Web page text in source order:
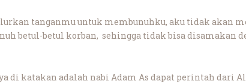
tanganmu untuk membunuhku, aku tidak akan
betul-betul korban, sehingga tidak bisa disamakan
di katakan adalah nabi Adam As dapat perintah dari